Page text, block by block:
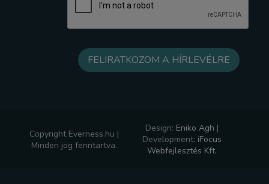
Copyright Everness.hu |
Minden jog fenntartva.
Design: Eniko Agh |
Development: iFocus
Webfejlesztés Kft.